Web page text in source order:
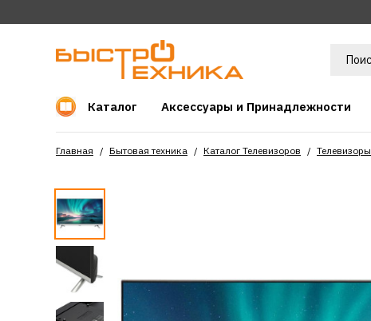
Каталог Аксессуары и Принадлежности
Главная Бытовая техника Каталог Телевизоров Телевизоры